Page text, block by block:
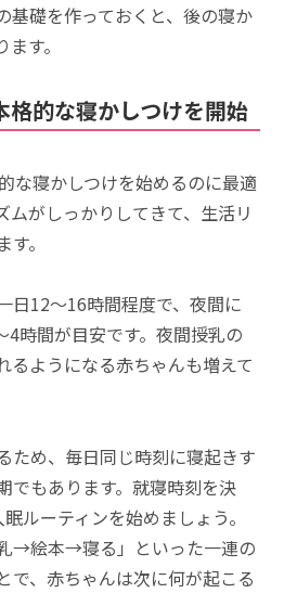
基礎を作っておくと、後の寝か
す。
格的な寝かしつけを開始
な寝かしつけを始めるのに最適
ムがしっかりしてきて、生活リ
。
日12～16時間程度で、夜間に
時間が目安です。夜間授乳の
るようになる赤ちゃんも増えて
ため、毎日同じ時刻に寝起きす
でもあります。就寝時刻を決
ルーティンを始めましょう。
→絵本→寝る」といった一連の
で、赤ちゃんは次に何が起こる